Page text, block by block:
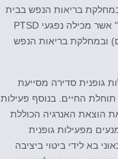
בריאות הנפש בבית
החולים תל השומר, שם אני מקיים חוגי פעילות גופנית וקראטה למטופלים ב"סדנת גל" אשר מכילה נפגעי PTSD
ובמחלקת בריאות הנפש
גופנית סדירה מסייעת
להאריך את תוחלת החיים. בנוסף פעילות
הוצאת האנרגיה הכוללת
מפעילות גופנית
בא לידי ביטוי ביציבה